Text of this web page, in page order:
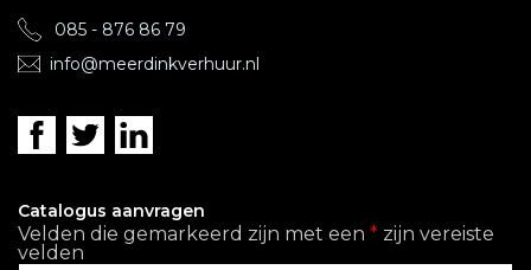
085 - 876 86 79
info@meerdinkverhuur.nl
Catalogus aanvragen
Velden die gemarkeerd zijn met een * zijn vereiste
velden